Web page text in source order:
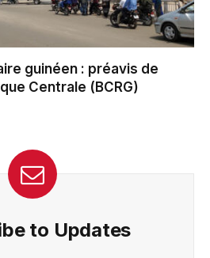
guinéen : préavis de
Centrale (BCRG)
to Updates